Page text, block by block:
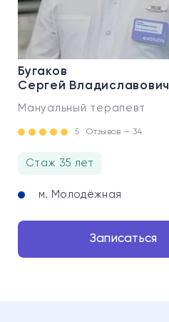
Бугаков
Сергей Владиславович
Мануальный терапевт
5 Отзывов — 34
Стаж 35 лет
м. Молодёжная
Записаться